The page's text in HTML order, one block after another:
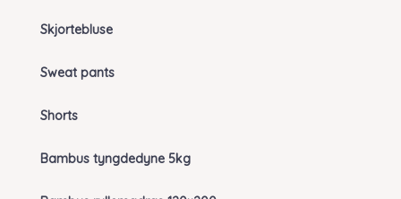
Skjortebluse
Sweat pants
Shorts
Bambus tyngdedyne 5kg